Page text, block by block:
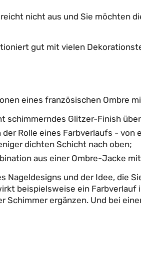
nicht aus und Sie möchten
gut mit vielen
eines französischen Ombre
schimmerndes Glitzer-Finish
Rolle eines Farbverlaufs - von
dichten Schicht nach oben;
aus einer Ombre-Jacke
Nageldesigns und der Idee, die
beispielsweise ein
Schimmer ergänzen. Und bei